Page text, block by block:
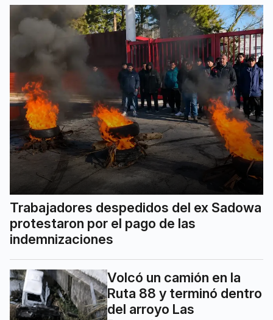
Trabajadores despedidos del ex Sadowa
protestaron por el pago de las
indemnizaciones
Volcó un camión en la
Ruta 88 y terminó dentro
del arroyo Las